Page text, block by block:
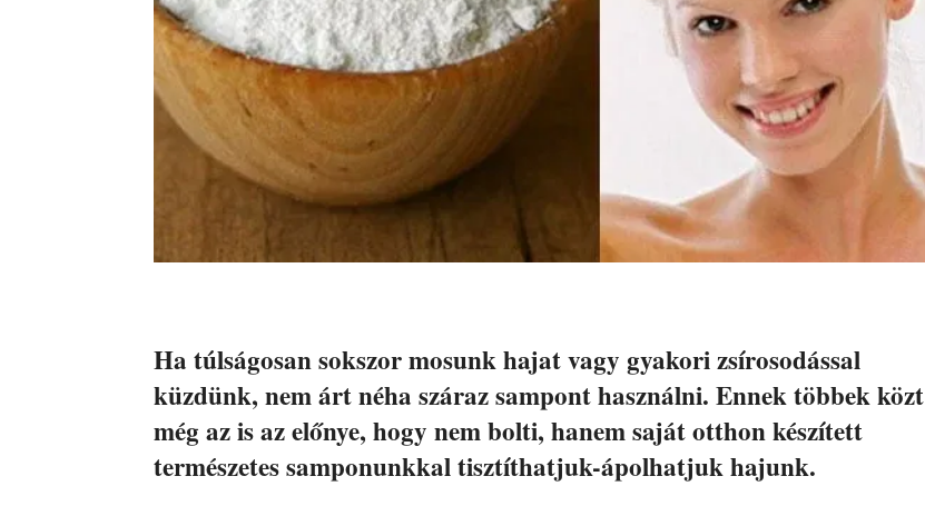
Ha túlságosan sokszor mosunk hajat vagy gyakori zsírosodással
küzdünk, nem árt néha száraz sampont használni. Ennek többek közt
még az is az előnye, hogy nem bolti, hanem saját otthon készített
természetes samponunkkal tisztíthatjuk-ápolhatjuk hajunk.